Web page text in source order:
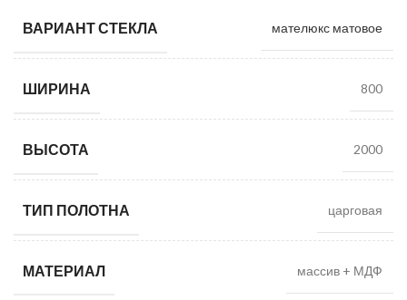
ВАРИАНТ СТЕКЛА мателюкс матовое
ШИРИНА 800
ВЫСОТА 2000
ТИП ПОЛОТНА царговая
МАТЕРИАЛ массив + МДФ